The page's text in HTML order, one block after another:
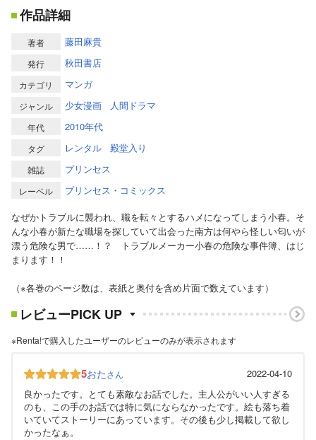
作品詳細
著者 藤田麻貴
発行 秋田書店
カテゴリ マンガ
ジャンル 少女漫画 人間ドラマ
年代 2010年代
タグ レンタル 殿堂入り
雑誌 プリンセス
レーベル
プリンセス・コミックス
なぜかトラブルに襲われ、職を転々とするハメになってしまう小春。そ
んな小春が新たな職場を探していて出会った南方は何やら怪しい匂いが
漂う危険な男で……！？ トラブルメーカー小春の危険な事件簿、はじ
まります！！
（※各巻のページ数は、表紙と奥付を含め片面で数えています）
レビューPICK UP
※Renta!で購入したユーザーのレビューのみが表示されます
5おたさん
2022-04-10
良かったです。とても素敵なお話でした。主人公がいい人すぎる
のも、この手のお話では特に気にならなかったです。絵も落ち着
いていてストーリーにあっています。その後も少し掲載して欲し
かったなぁ。